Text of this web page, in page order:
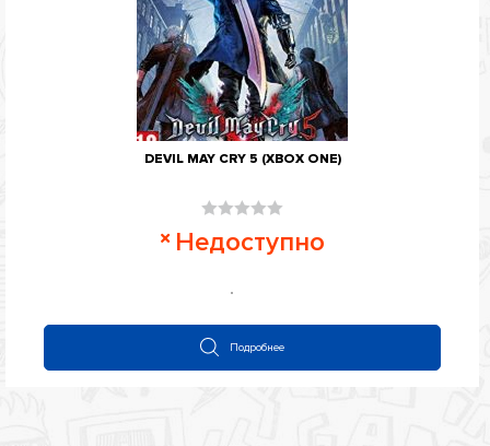
DEVIL MAY CRY 5 (XBOX ONE)
0
Недоступно
Подробнее